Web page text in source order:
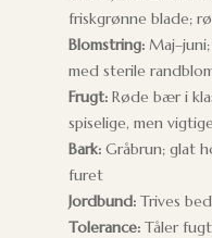
friskgrønne blade;
Blomstring:
med sterile
Frugt:Røde bær i
spiselige, men
Bark:Gråbrun; glat
furet
Jordbund:Trives
Tolerance:Tåler